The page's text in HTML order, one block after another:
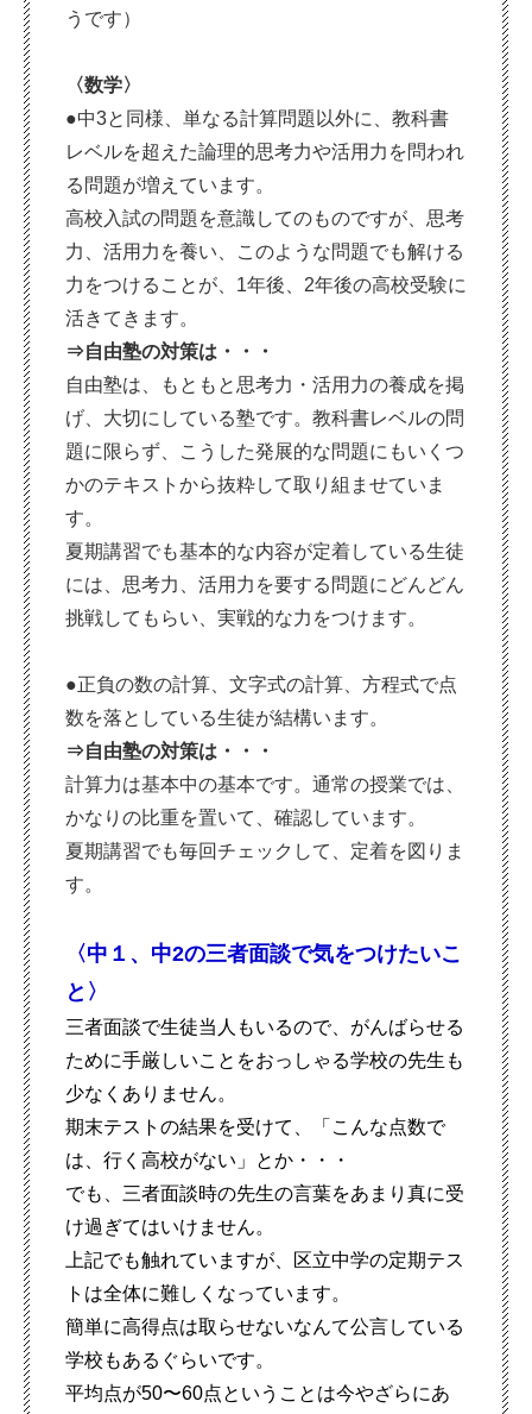
うです）
〈数学〉
●中3と同様、単なる計算問題以外に、教科書
レベルを超えた論理的思考力や活用力を問われ
る問題が増えています。
高校入試の問題を意識してのものですが、思考
力、活用力を養い、このような問題でも解ける
力をつけることが、1年後、2年後の高校受験に
活きてきます。
⇒自由塾の対策は・・・
自由塾は、もともと思考力・活用力の養成を掲
げ、大切にしている塾です。教科書レベルの問
題に限らず、こうした発展的な問題にもいくつ
かのテキストから抜粋して取り組ませていま
す。
夏期講習でも基本的な内容が定着している生徒
には、思考力、活用力を要する問題にどんどん
挑戦してもらい、実戦的な力をつけます。
●正負の数の計算、文字式の計算、方程式で点
数を落としている生徒が結構います。
⇒自由塾の対策は・・・
計算力は基本中の基本です。通常の授業では、
かなりの比重を置いて、確認しています。
夏期講習でも毎回チェックして、定着を図りま
す。
〈中１、中2の三者面談で気をつけたいこ
と〉
三者面談で生徒当 人もいるので、がんばらせる
ために手厳しいことをおっしゃる学校の先生も
少なくありません。
期末テストの結果を受けて
、「こんな点数で
は、行く高校がない」とか・
・・
でも、三者面談時の先生の言葉をあまり真に受
け過ぎてはいけません。
上記でも触れていますが、区立中学の定期テス
トは全体に難しくなっています。
簡単に高得点は取らせないなんて公言している
学校もあるぐらいです。
平均点が50〜60点ということは今やざらにあ